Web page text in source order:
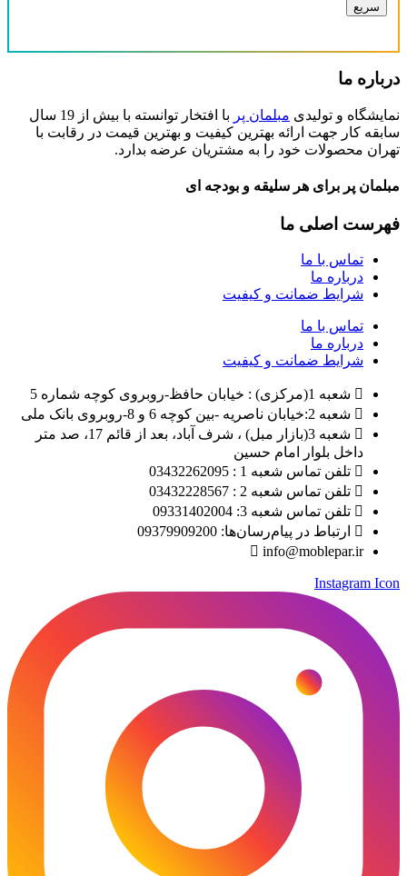
سریع
درباره ما
نمایشگاه و تولیدی مبلمان پر
با افتخار توانسته با بیش از 19 سال
سابقه کار جهت ارائه بهترین کیفیت و بهترین قیمت در رقابت با
تهران محصولات خود را به مشتریان عرضه بدارد.
مبلمان پر برای هر سلیقه و بودجه ای
فهرست اصلی ما
تماس با ما
درباره ما
شرایط ضمانت و کیفیت
تماس با ما
درباره ما
شرایط ضمانت و کیفیت
شعبه 1(مرکزی) : خیابان حافظ-روبروی کوچه شماره 5
شعبه 2:خیابان ناصریه -بین کوچه 6 و 8-روبروی بانک ملی
شعبه 3(بازار مبل) ، شرف آباد، بعد از قائم 17، صد متر
داخل بلوار امام حسین
تلفن تماس شعبه 1 : 03432262095
تلفن تماس شعبه 2 : 03432228567
تلفن تماس شعبه 3: 09331402004
ارتباط در پیام‌رسان‌ها: 09379909200
info@moblepar.ir
Instagram Icon